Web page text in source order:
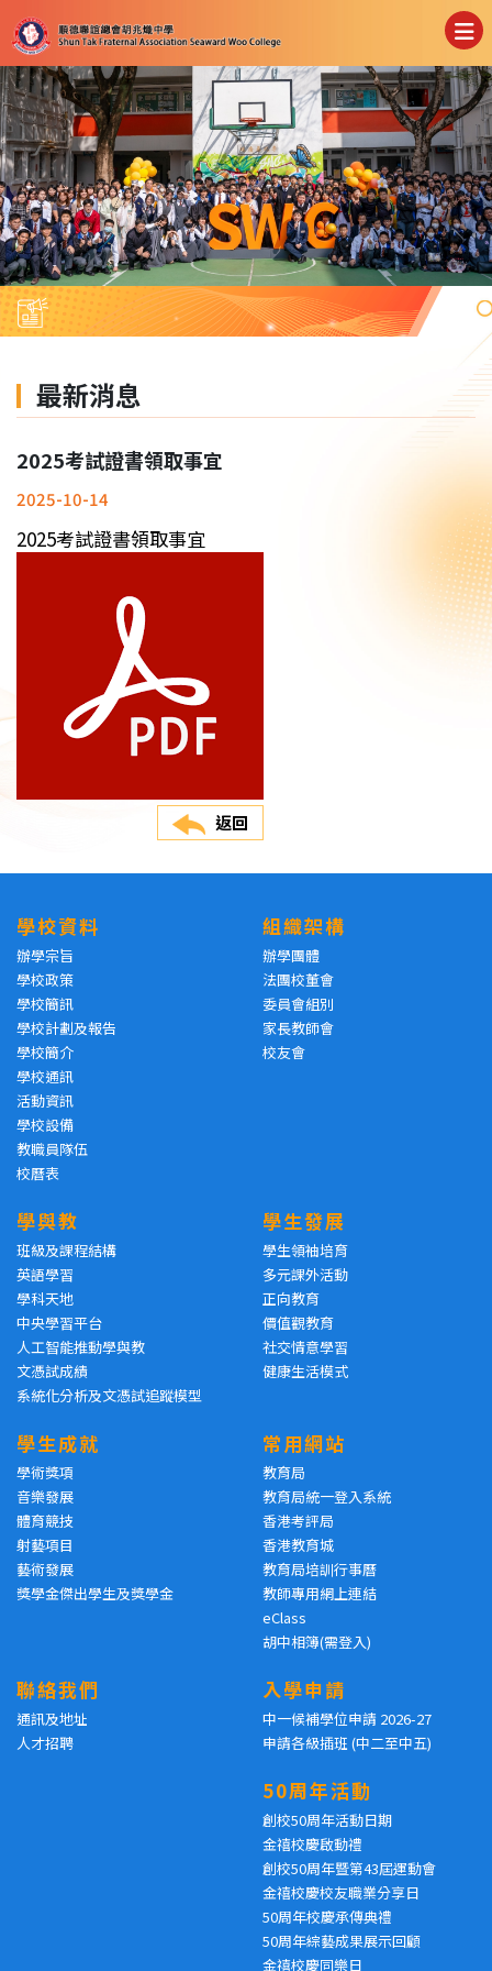
最新消息
2025考試證書領取事宜
2025-10-14
2025考試證書領取事宜
返回
學校資料
辦學宗旨
學校政策
學校簡訊
學校計劃及報告
學校簡介
學校通訊
活動資訊
學校設備
教職員隊伍
校曆表
組織架構
辦學團體
法團校董會
委員會組別
家長教師會
校友會
學與教
班級及課程結構
英語學習
學科天地
中央學習平台
人工智能推動學與教
文憑試成績
系統化分析及文憑試追蹤模型
學生發展
學生領袖培育
多元課外活動
正向教育
價值觀教育
社交情意學習
健康生活模式
學生成就
學術獎項
音樂發展
體育競技
射藝項目
藝術發展
獎學金傑出學生及獎學金
常用網站
教育局
教育局統一登入系統
香港考評局
香港教育城
教育局培訓行事曆
教師專用網上連結
eClass
胡中相簿(需登入)
聯絡我們
通訊及地址
人才招聘
入學申請
中一候補學位申請 2026-27
申請各級插班 (中二至中五)
50周年活動
創校50周年活動日期
金禧校慶啟動禮
創校50周年暨第43屆運動會
金禧校慶校友職業分享日
50周年校慶承傳典禮
50周年綜藝成果展示回顧
金禧校慶同樂日